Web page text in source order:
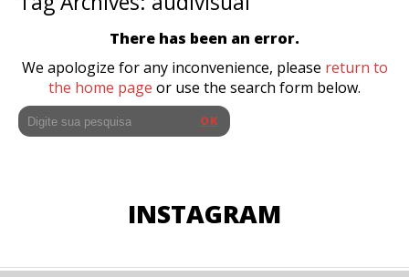
There has been an error.
We apologize for any inconvenience, please return to
the home page or use the search form below.
INSTAGRAM